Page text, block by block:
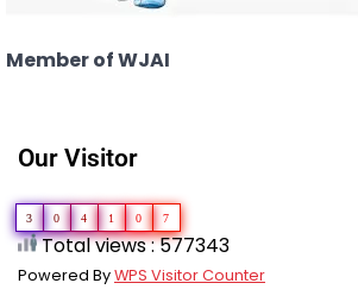
Member of WJAI
Our Visitor
3 0 4 1 0 7
Total views : 577343
Powered ByWPS Visitor Counter